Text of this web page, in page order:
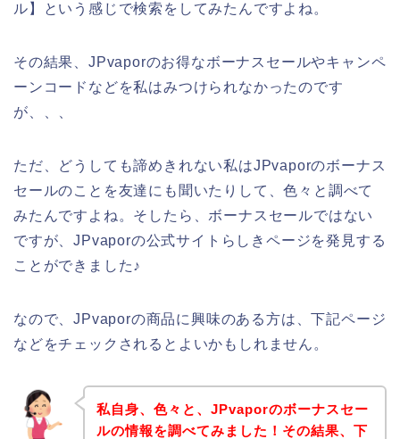
ル】という感じで検索をしてみたんですよね。
その結果、JPvaporのお得なボーナスセールやキャンペ
ーンコードなどを私はみつけられなかったのです
が、、、
ただ、どうしても諦めきれない私はJPvaporのボーナス
セールのことを友達にも聞いたりして、色々と調べて
みたんですよね。そしたら、ボーナスセールではない
ですが、JPvaporの公式サイトらしきページを発見する
ことができました♪
なので、JPvaporの商品に興味のある方は、下記ページ
などをチェックされるとよいかもしれません。
私自身、色々と、JPvaporのボーナスセー
ルの情報を調べてみました！その結果、下